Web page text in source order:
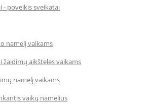
- poveikis sveikatai
namelį vaikams
aikšteles vaikams
namelį vaikams
vaikų namelius